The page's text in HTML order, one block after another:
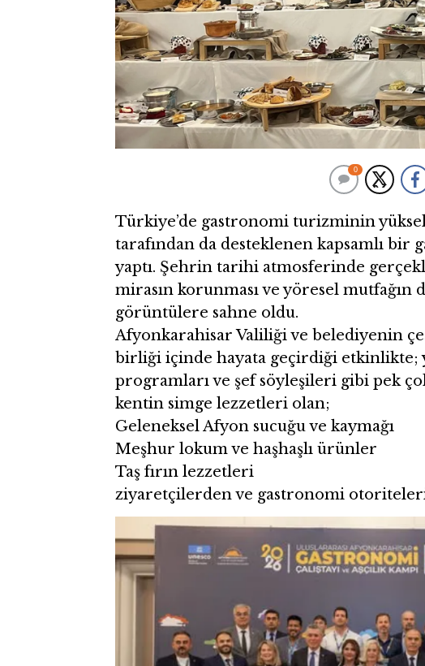
0
Türkiye’de gastronomi turizminin
tarafından da desteklenen kapsamlı bir
yaptı. Şehrin tarihi atmosferinde
mirasın korunması ve yöresel mutfağın
görüntülere sahne oldu.
Afyonkarahisar Valiliği ve belediyenin
birliği içinde hayata geçirdiği etkinlikte;
programları ve şef söyleşileri gibi pek
kentin simge lezzetleri olan;
Geleneksel Afyon sucuğu ve kaymağı
Meşhur lokum ve haşhaşlı ürünler
Taş fırın lezzetleri
ziyaretçilerden ve gastronomi